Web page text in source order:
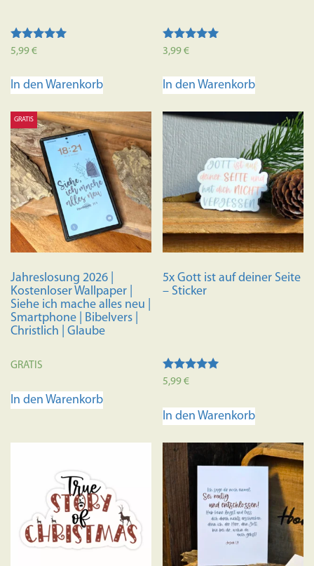
Bewertet mit
5,99€
In den Warenkorb
Bewertet mit
3,99€
In den Warenkorb
GRATIS
Jahreslosung 2026 |
Kostenloser Wallpaper |
Siehe ich mache alles neu |
Smartphone | Bibelvers |
Christlich | Glaube
GRATIS
In den Warenkorb
5x Gott ist auf deiner Seite
– Sticker
Bewertet mit
5,99€
In den Warenkorb